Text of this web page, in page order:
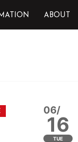
ABOUT
06/
16
TUE